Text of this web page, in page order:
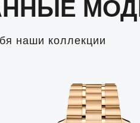
наши коллекции